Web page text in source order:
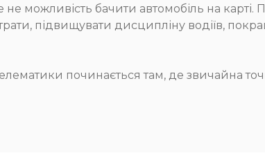
можливість бачити автомобіль на карті.
підвищувати дисципліну водіїв,
починається там, де звичайна